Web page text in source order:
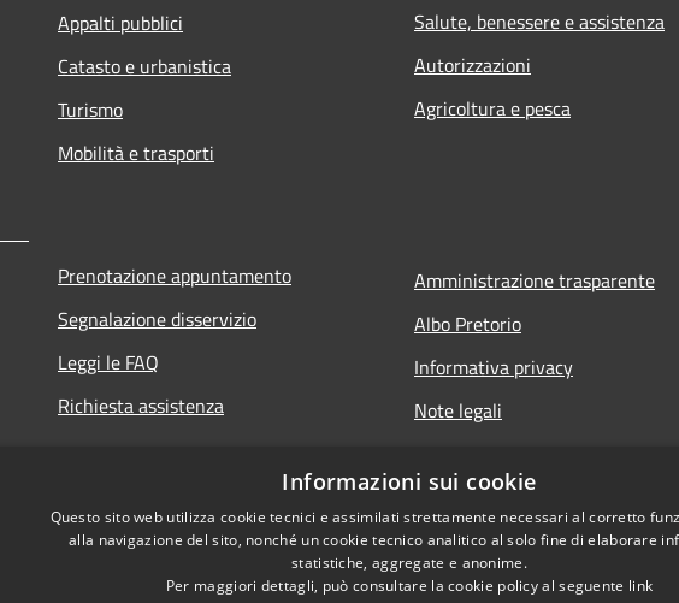
Appalti pubblici
Catasto e urbanistica
Turismo
Mobilità e trasporti
Salute, benessere e assistenza
Autorizzazioni
Agricoltura e pesca
Prenotazione appuntamento
Segnalazione disservizio
Leggi le FAQ
Richiesta assistenza
Amministrazione trasparente
Albo Pretorio
Informativa privacy
Note legali
Informazioni sui cookie
Questo sito web utilizza cookie tecnici e assimilati strettamente necessari al corretto
alla navigazione del sito, nonché un cookie tecnico analitico al solo fine di elaborare
statistiche, aggregate e anonime.
Per maggiori dettagli, può consultare la cookie policy al seguente link